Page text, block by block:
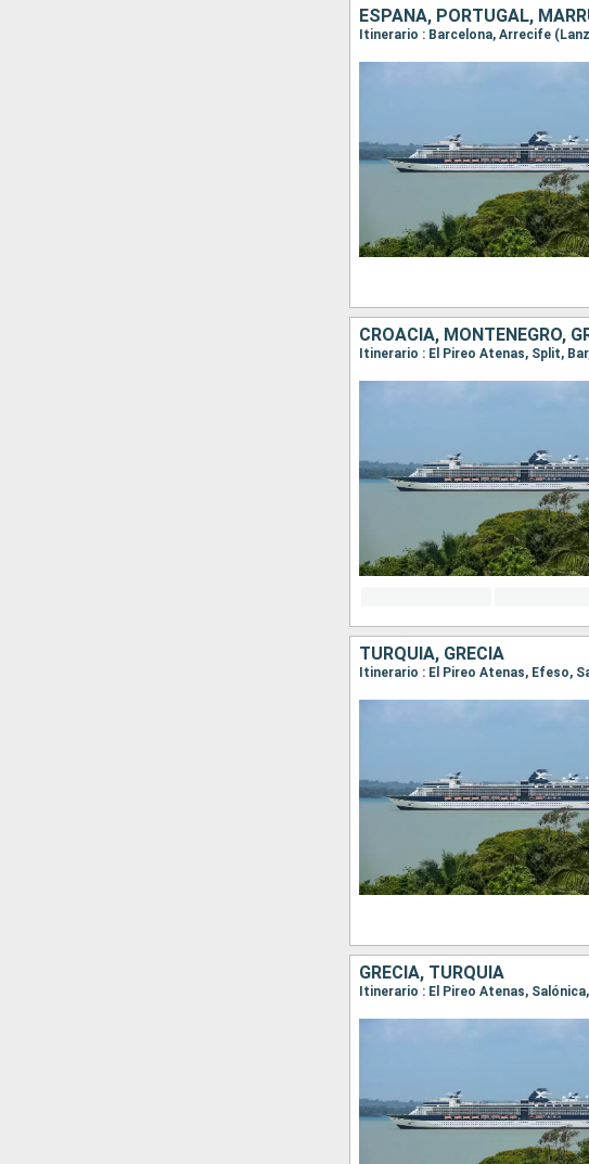
ESPAÑA, PORTUGAL,
Itinerario : Barcelona, Arrecife
CROACIA, MONTENEGRO,
Itinerario : El Pireo Atenas, Split,
TURQUÍA, GRECIA
Itinerario : El Pireo Atenas, Efeso,
GRECIA, TURQUÍA
Itinerario : El Pireo Atenas,